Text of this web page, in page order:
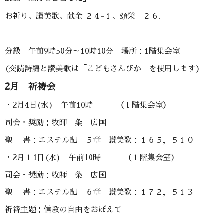
お祈り、讃美歌、献金 ２４-１、頌栄 ２６.
分級 午前9時50分～10時10分 場所：1階集会室
(交読詩編と讃美歌は「こどもさんびか」を使用します)
2月 祈祷会
・2月4日(水) 午前10時 （１階集会室）
司会・奨励：牧師 粂 広国
聖 書：エステル記 ５章 讃美歌：１６５，５１０
・2月１1日(水) 午前10時 （１階集会室）
司会・奨励：牧師 粂 広国
聖 書：エステル記 ６章 讃美歌：１７２，５１３
祈祷主題：信教の自由をおぼえて